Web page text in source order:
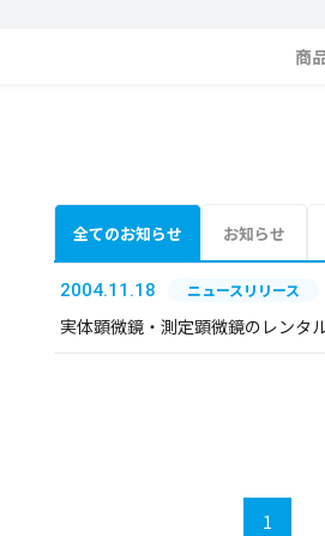
商
全てのお知らせ お知らせ
2004.11.18 ニュースリリース
実体顕微鏡・測定顕微鏡のレンタ
1